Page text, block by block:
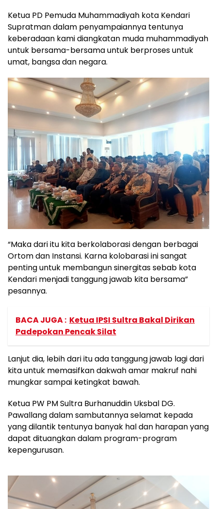
Ketua PD Pemuda Muhammadiyah kota Kendari
Supratman dalam penyampaiannya tentunya
keberadaan kami diangkatan muda muhammadiyah
untuk bersama-bersama untuk berproses untuk
umat, bangsa dan negara.
“Maka dari itu kita berkolaborasi dengan berbagai
Ortom dan Instansi. Karna kolobarasi ini sangat
penting untuk membangun sinergitas sebab kota
Kendari menjadi tanggung jawab kita bersama”
pesannya.
BACA JUGA : Ketua IPSI Sultra Bakal Dirikan
Padepokan Pencak Silat
Lanjut dia, lebih dari itu ada tanggung jawab lagi dari
kita untuk memasifkan dakwah amar makruf nahi
mungkar sampai ketingkat bawah.
Ketua PW PM Sultra Burhanuddin Uksbal DG.
Pawallang dalam sambutannya selamat kepada
yang dilantik tentunya banyak hal dan harapan yang
dapat dituangkan dalam program-program
kepengurusan.